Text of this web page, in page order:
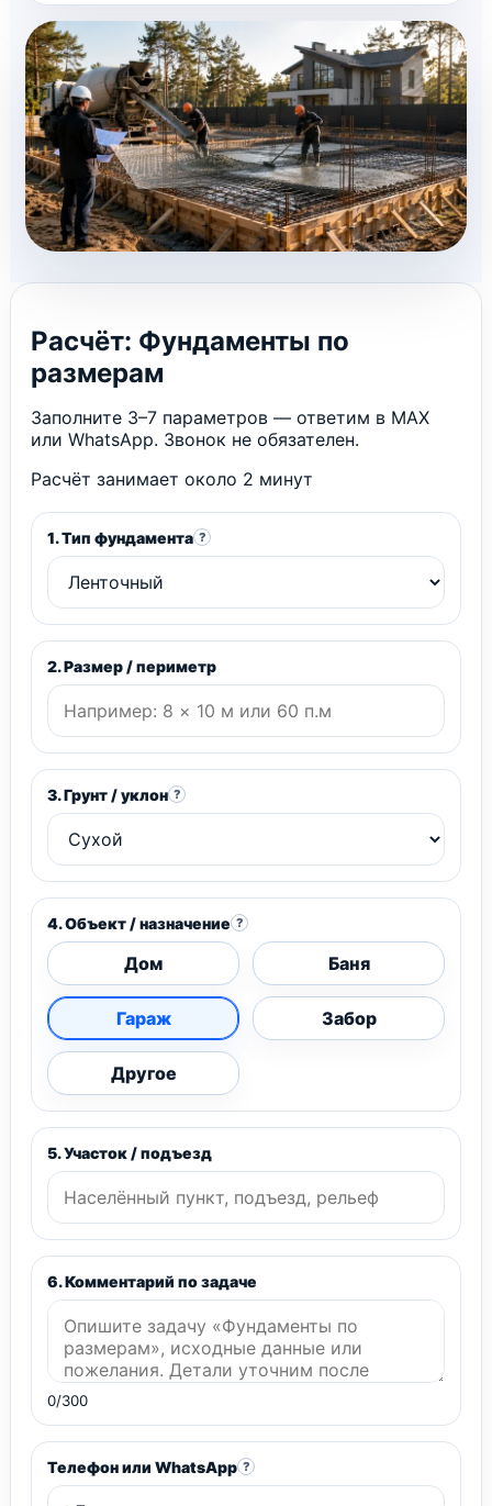
Расчёт: Фундаменты по
размерам
Заполните 3–7 параметров — ответим в MAX
или WhatsApp. Звонок не обязателен.
Расчёт занимает около 2 минут
1. Тип фундамента ?
2. Размер / периметр
3. Грунт / уклон ?
4. Объект / назначение ?
Дом Баня
Гараж Забор
Другое
5. Участок / подъезд
6. Комментарий по задаче
0/300
Телефон или WhatsApp ?